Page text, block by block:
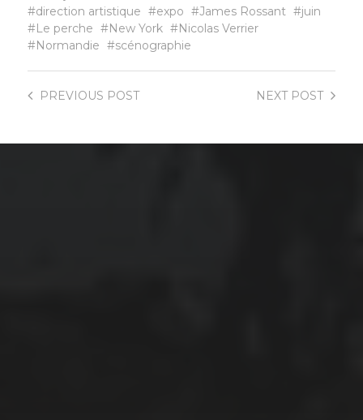
direction artistique
expo James Rossant
juin
Le perche
New York
Nicolas Verrier
Normandie
scénographie
NEXTPOST
PREVIOUS POST